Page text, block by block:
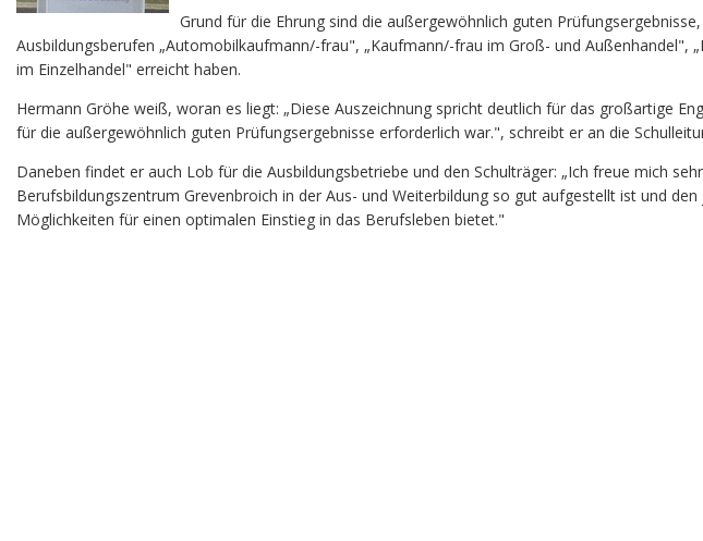
Grund für die Ehrung sind die außergewöhnlich guten
Ausbildungsberufen „Automobilkaufmann/-frau", „Kaufmann/-frau im Groß- und Außenhandel",
im Einzelhandel" erreicht haben.
Hermann Gröhe weiß, woran es liegt: „Diese Auszeichnung spricht deutlich für das großartige
für die außergewöhnlich guten Prüfungsergebnisse erforderlich war.", schreibt er an die
Daneben findet er auch Lob für die Ausbildungsbetriebe und den Schulträger: „Ich freue mich
Berufsbildungszentrum Grevenbroich in der Aus- und Weiterbildung so gut aufgestellt ist und
Möglichkeiten für einen optimalen Einstieg in das Berufsleben bietet."